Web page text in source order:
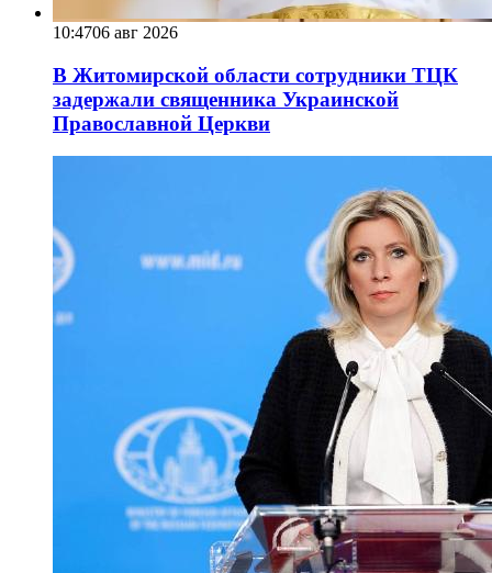
10:4706 авг 2026
В Житомирской области сотрудники ТЦК
задержали священника Украинской
Православной Церкви